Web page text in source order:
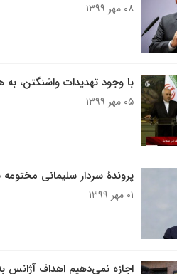
۰۸ مهر ۱۳۹۹
با وجود تهدیدات واشنگتن،
۰۵ مهر ۱۳۹۹
پروندۀ سردار سلیمانی
۰۱ مهر ۱۳۹۹
اجازه نمی‌دهیم اهداف آژانس